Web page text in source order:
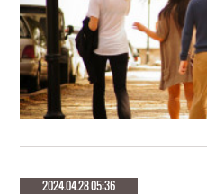
2024.04.28 05:36